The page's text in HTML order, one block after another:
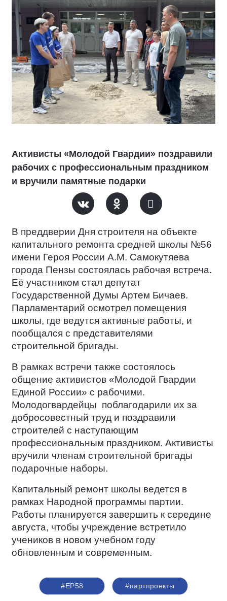
Активисты «Молодой Гвардии» поздравили
рабочих с профессиональным праздником
и вручили памятные подарки
В преддверии Дня строителя на объекте
капитального ремонта средней школы №56
имени Героя России А.М. Самокутяева
города Пензы состоялась рабочая встреча.
Её участником стал депутат
Государственной Думы Артем Бичаев.
Парламентарий осмотрел помещения
школы, где ведутся активные работы, и
пообщался с представителями
строительной бригады.
В рамках встречи также состоялось
общение активистов «Молодой Гвардии
Единой России» с рабочими.
Молодогвардейцы поблагодарили их за
добросовестный труд и поздравили
строителей с наступающим
профессиональным праздником. Активисты
вручили членам строительной бригады
подарочные наборы.
Капитальный ремонт школы ведется в
рамках Народной программы партии.
Работы планируется завершить к середине
августа, чтобы учреждение встретило
учеников в новом учебном году
обновленным и современным.
#ЕР58 #партпроекты